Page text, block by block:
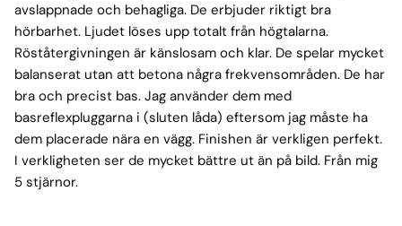
avslappnade och behagliga. De erbjuder riktigt bra
hörbarhet. Ljudet löses upp totalt från högtalarna.
Röståtergivningen är känslosam och klar. De spelar mycket
balanserat utan att betona några frekvensområden. De har
bra och precist bas. Jag använder dem med
basreflexpluggarna i (sluten låda) eftersom jag måste ha
dem placerade nära en vägg. Finishen är verkligen perfekt.
I verkligheten ser de mycket bättre ut än på bild. Från mig
5 stjärnor.